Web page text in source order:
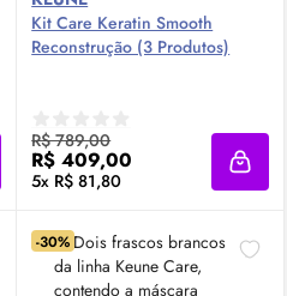
à sacola
Kit Care Keratin Smooth
Reconstrução (3 Produtos)
R$ 789,00
R$ 409,00
5x R$ 81,80
-30%